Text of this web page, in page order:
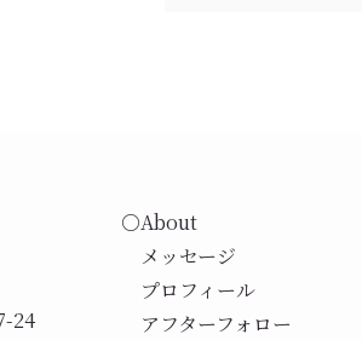
24
○About
メッセージ
プロフィール
アフターフォロー